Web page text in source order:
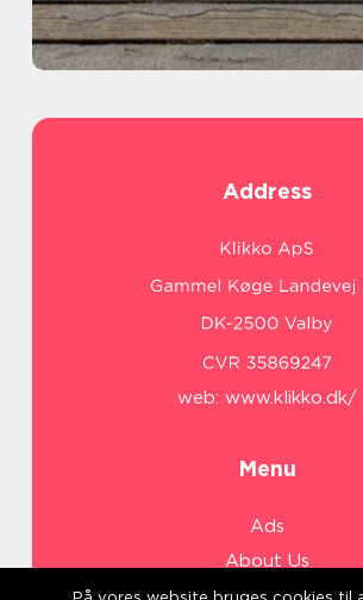
Address
web: www.klikko.dk/
Menu
Ads
About Us
Cookies